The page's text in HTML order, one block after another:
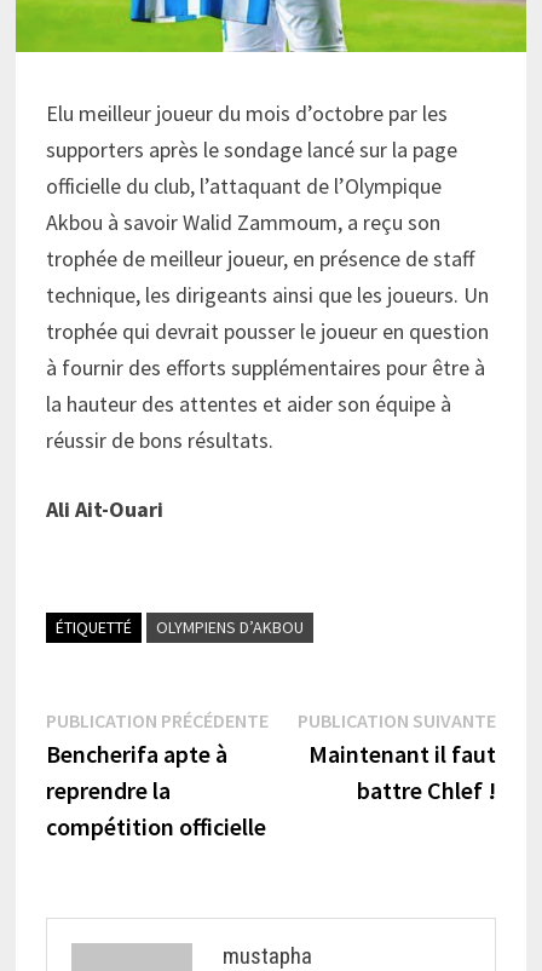
Elu meilleur joueur du mois d’octobre par les
supporters après le sondage lancé sur la page
officielle du club, l’attaquant de l’Olympique
Akbou à savoir Walid Zammoum, a reçu son
trophée de meilleur joueur, en présence de staff
technique, les dirigeants ainsi que les joueurs. Un
trophée qui devrait pousser le joueur en question
à fournir des efforts supplémentaires pour être à
la hauteur des attentes et aider son équipe à
réussir de bons résultats.
Ali Ait-Ouari
ÉTIQUETTÉ OLYMPIENS D’AKBOU
Navigation
de
l’article
PUBLICATION PRÉCÉDENTEPublication
précédente :
Bencherifa apte à
reprendre la
compétition officielle
PUBLICATION SUIVANTE
Maintenant il faut
battre Chlef !
mustapha